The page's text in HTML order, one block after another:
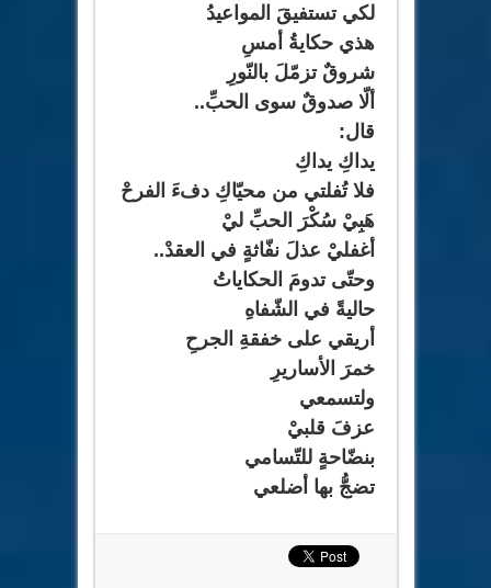
لكي تستفيقَ المواعيدُ
هذي حكايةُ أمسِ
شروقٌ تزمّلَ بالنّورِ
ألّا صدوقٌ سوى الحبِّ..
قال:
يداكِ يداكِ
فلا تُفلتي من محيّاكِ دفءَ الفرحْ
هَبِيْ سُكْرَ الحبِّ ليْ
أغفليْ عذلَ نفّاثةٍ في العقدْ..
وحتّى تدومَ الحكاياتُ
حاليةً في الشّفاهِ
أريقي على خفقةِ الجرحِ
خمرَ الأساريرِ
ولتسمعي
عزفَ قلبيْ
بنضّاحةٍ للتّسامي
تضجُّ بها أضلعي